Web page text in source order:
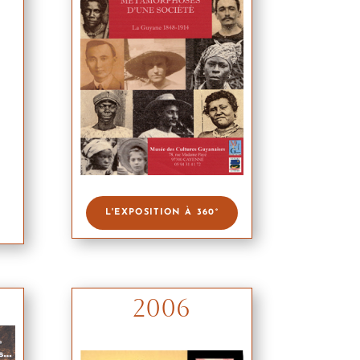
L'EXPOSITION À 360°
2006